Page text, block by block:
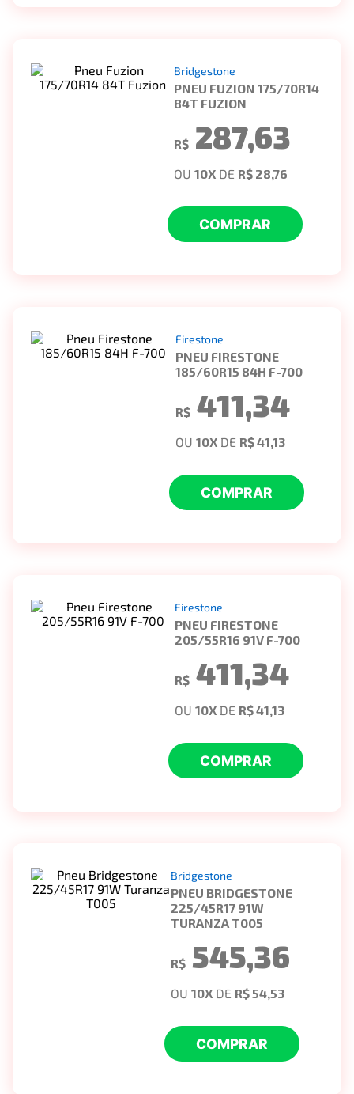
Bridgestone
PNEU FUZION 175/70R14
84T FUZION
R$ 287,63
OU10X DE R$ 28,76
COMPRAR
Firestone
PNEU FIRESTONE
185/60R15 84H F-700
R$ 411,34
OU 10XDE R$ 41,13
COMPRAR
Firestone
PNEU FIRESTONE
205/55R16 91V F-700
R$ 411,34
OU10X DE R$ 41,13
COMPRAR
Bridgestone
PNEU BRIDGESTONE
225/45R17 91W
TURANZA T005
R$ 545,36
OU10X DE R$ 54,53
COMPRAR